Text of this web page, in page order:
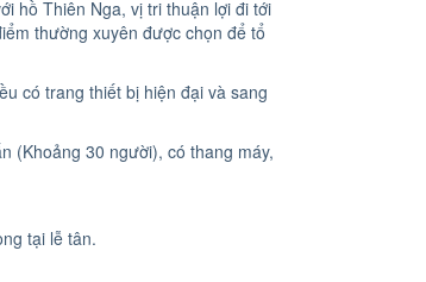
hồ Thiên Nga, vị tri thuận lợi đi tới
thường xuyên được chọn để tổ
có trang thiết bị hiện đại và sang
(Khoảng 30 người), có thang máy,
tại lễ tân.